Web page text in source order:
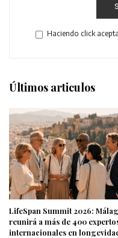
Haciendo click
Últimos articulos
LifeSpan Summit 2026:
reunirá a más de 400
internacionales en